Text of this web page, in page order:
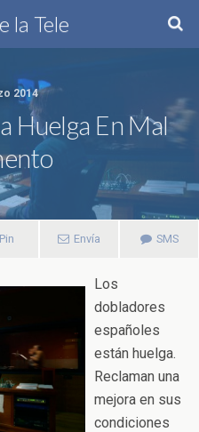
la Tele
2014
Huelga En Mal
Pin Envía SMS
Los
dobladores
españoles
están huelga.
Reclaman una
mejora en sus
condiciones